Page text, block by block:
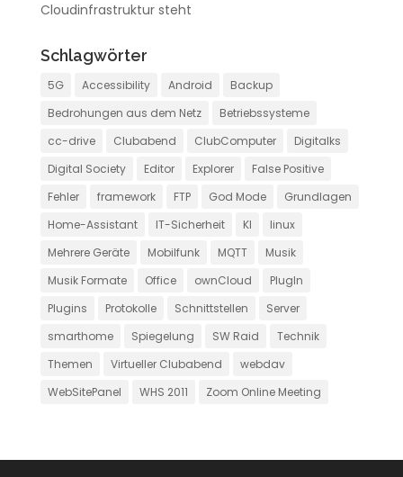
Cloudinfrastruktur steht
Schlagwörter
5G Accessibility Android
Backup
Bedrohungen aus dem Netz
Betriebssysteme
cc-drive
Clubabend ClubComputer
Digitalks
Digital Society
Editor Explorer
False Positive
Fehler
framework FTP God Mode
Grundlagen
Home-Assistant
IT-Sicherheit KI
linux
Mehrere Geräte
Mobilfunk MQTT
Musik
Musik Formate
Office ownCloud
PlugIn
Plugins
Protokolle Schnittstellen
Server
smarthome
Spiegelung SW Raid
Technik
Themen
Virtueller Clubabend
webdav
WebSitePanel
WHS 2011 Zoom Online Meeting